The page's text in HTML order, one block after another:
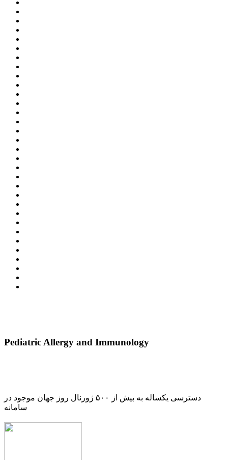
Pediatric Allergy and Immunology
دسترسی یکساله به بیش از ۵۰۰ ژورنال روز جهان موجود در
سامانه